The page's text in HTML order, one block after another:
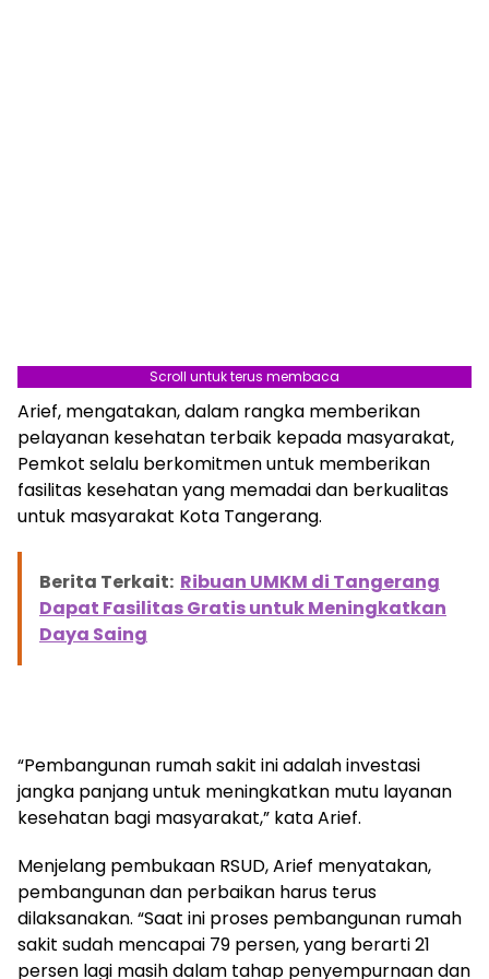
Scroll untuk terus membaca
Arief, mengatakan, dalam rangka memberikan
pelayanan kesehatan terbaik kepada masyarakat,
Pemkot selalu berkomitmen untuk memberikan
fasilitas kesehatan yang memadai dan berkualitas
untuk masyarakat Kota Tangerang.
Berita Terkait: Ribuan UMKM di Tangerang
Dapat Fasilitas Gratis untuk Meningkatkan
Daya Saing
“Pembangunan rumah sakit ini adalah investasi
jangka panjang untuk meningkatkan mutu layanan
kesehatan bagi masyarakat,” kata Arief.
Menjelang pembukaan RSUD, Arief menyatakan,
pembangunan dan perbaikan harus terus
dilaksanakan. “Saat ini proses pembangunan rumah
sakit sudah mencapai 79 persen, yang berarti 21
persen lagi masih dalam tahap penyempurnaan dan